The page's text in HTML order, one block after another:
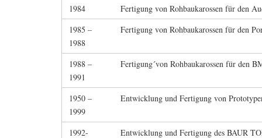
1984
Fertigung von Rohbaukarossen für den
1985 –
1988
Fertigung von Rohbaukarossen für den
1988 –
1991
Fertigung´von Rohbaukarossen für den
1950 –
1999
Entwicklung und Fertigung von
1992- Entwicklung und Fertigung des BAUR